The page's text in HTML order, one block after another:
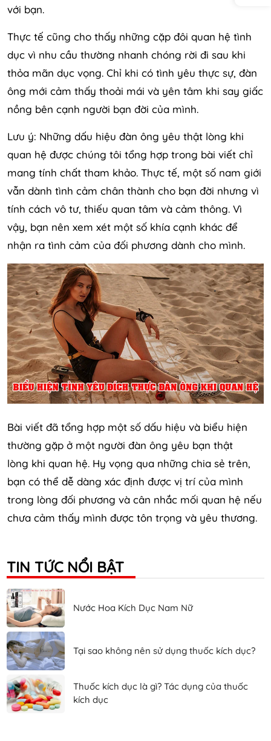
với bạn.
Thực tế cũng cho thấy những cặp đôi quan hệ tình
dục vì nhu cầu thường nhanh chóng rời đi sau khi
thỏa mãn dục vọng. Chỉ khi có tình yêu thực sự, đàn
ông mới cảm thấy thoải mái và yên tâm khi say giấc
nồng bên cạnh người bạn đời của mình.
Lưu ý: Những dấu hiệu đàn ông yêu thật lòng khi
quan hệ được chúng tôi tổng hợp trong bài viết chỉ
mang tính chất tham khảo. Thực tế, một số nam giới
vẫn dành tình cảm chân thành cho bạn đời nhưng vì
tính cách vô tư, thiếu quan tâm và cảm thông. Vì
vậy, bạn nên xem xét một số khía cạnh khác để
nhận ra tình cảm của đối phương dành cho mình.
Bài viết đã tổng hợp một số dấu hiệu và biểu hiện
thường gặp ở một người đàn ông yêu bạn thật
lòng khi quan hệ. Hy vọng qua những chia sẻ trên,
bạn có thể dễ dàng xác định được vị trí của mình
trong lòng đối phương và cân nhắc mối quan hệ nếu
chưa cảm thấy mình được tôn trọng và yêu thương.
TIN TỨC NỔI BẬT
Nước Hoa Kích Dục Nam Nữ
Tại sao không nên sử dụng thuốc kích dục?
Thuốc kích dục là gì? Tác dụng của thuốc
kích dục